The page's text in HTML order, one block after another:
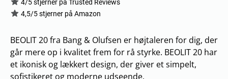
4/5 stjerner på Trusted Reviews
4,5/5 stjerner på Amazon
BEOLIT 20 fra Bang & Olufsen er højtaleren for dig, der
går mere op i kvalitet frem for rå styrke. BEOLIT 20 har
et ikonisk og lækkert design, der giver et simpelt,
sofistikeret og moderne udseende.